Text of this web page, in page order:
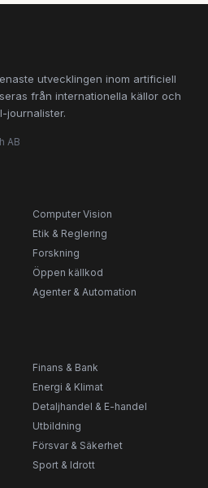
utvecklingen inom artificiell
från internationella källor och
journalister.
AB
Computer Vision
Etik & Reglering
Forskning
Öppen källkod
Agenter & Automation
Finans & Bank
Energi & Klimat
Detaljhandel & E-handel
Utbildning
Försvar & Säkerhet
Sport & Idrott